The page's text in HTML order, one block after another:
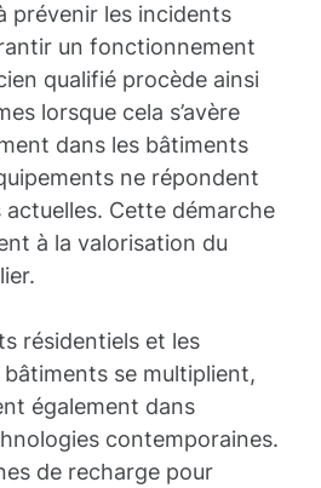
prévenir les incidents
un fonctionnement
qualifié procède ainsi
lorsque cela s’avère
dans les bâtiments
ne répondent
actuelles. Cette démarche
à la valorisation du
résidentiels et les
se multiplient,
également dans
contemporaines.
de recharge pour